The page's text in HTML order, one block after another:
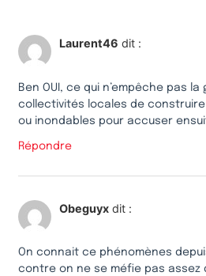
Laurent46 dit :
Ben OUI, ce qui n’empêche pas
collectivités locales de
ou inondables pour accuser
Répondre
Obeguyx dit :
On connait ce phénomènes
contre on ne se méfie pas assez